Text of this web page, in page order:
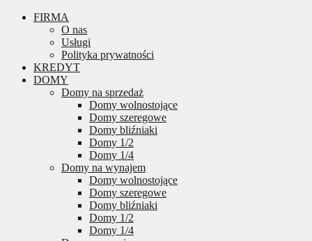
FIRMA
O nas
Usługi
Polityka prywatności
KREDYT
DOMY
Domy na sprzedaż
Domy wolnostojące
Domy szeregowe
Domy bliźniaki
Domy 1/2
Domy 1/4
Domy na wynajem
Domy wolnostojące
Domy szeregowe
Domy bliźniaki
Domy 1/2
Domy 1/4